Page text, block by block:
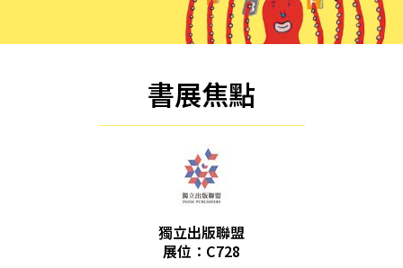
書展焦點
獨立出版聯盟
展位：C728